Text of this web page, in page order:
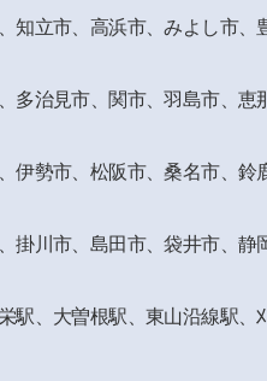
知立市、高浜市、みよし市、
多治見市、関市、羽島市、恵
伊勢市、松阪市、桑名市、鈴
掛川市、島田市、袋井市、静
駅、大曽根駅、東山沿線駅、